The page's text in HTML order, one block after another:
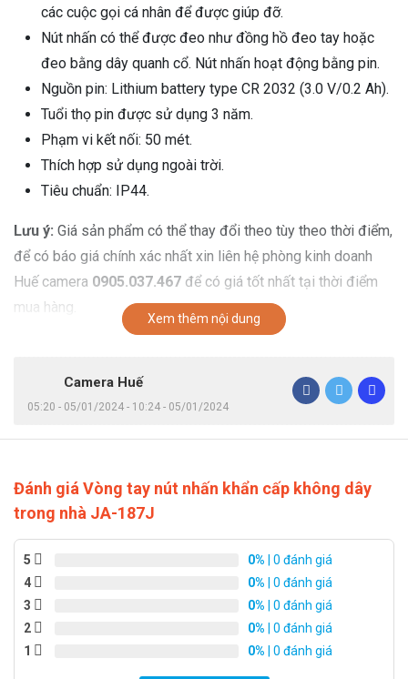
các cuộc gọi cá nhân để được giúp đỡ.
Nút nhấn có thể được đeo như đồng hồ đeo tay hoặc
đeo bằng dây quanh cổ. Nút nhấn hoạt động bằng pin.
Nguồn pin: Lithium battery type CR 2032 (3.0 V/0.2 Ah).
Tuổi thọ pin được sử dụng 3 năm.
Phạm vi kết nối: 50 mét.
Thích hợp sử dụng ngoài trời.
Tiêu chuẩn: IP44.
Lưu ý: Giá sản phẩm có thể thay đổi theo tùy theo thời điểm,
để có báo giá chính xác nhất xin liên hệ phòng kinh doanh
Huế camera 0905.037.467 để có giá tốt nhất tại thời điểm
mua hàng.
Xem thêm nội dung
Camera Huế
05:20 - 05/01/2024 - 10:24 - 05/01/2024
Đánh giá Vòng tay nút nhấn khẩn cấp không dây
trong nhà JA-187J
5 0% | 0 đánh giá
4
0% | 0 đánh giá
3
0% | 0 đánh giá
2
0% | 0 đánh giá
1
0% | 0 đánh giá